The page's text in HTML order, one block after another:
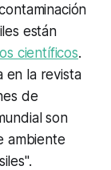
están
científicos.
en la revista
de
son
ambiente